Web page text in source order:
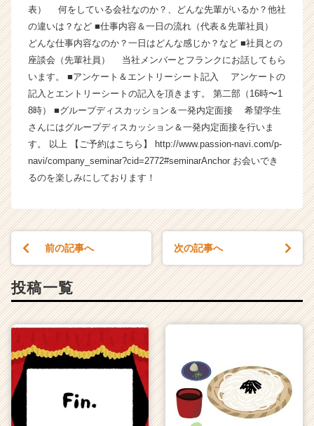
ト
が
届
就
活
サ
イ
ト
チ
ア
ャ
（C
C
a
r
e
表） 何をしている会社なのか？、どんな先輩がいるか？他社
の違いは？など ■仕事内容＆一日の流れ（代表＆先輩社員）
どんな仕事内容なのか？一日はどんな感じか？など ■社員との
座談会（先輩社員） 当社メンバーとフランクにお話してもら
います。 ■アンケート＆エントリーシート記入 アンケートの
記入とエントリーシートの記入を頂きます。 第二部（16時〜1
8時） ■グループディスカッション＆一発内定面接 希望学生
さんにはグループディスカッション＆一発内定面接を行いま
す。 以上 【ご予約はこちら】 http://www.passion-navi.com/p-
navi/company_seminar?cid=2772#seminarAnchor お会いでき
るのを楽しみにしております！
前の記事へ 次の記事へ
投稿一覧